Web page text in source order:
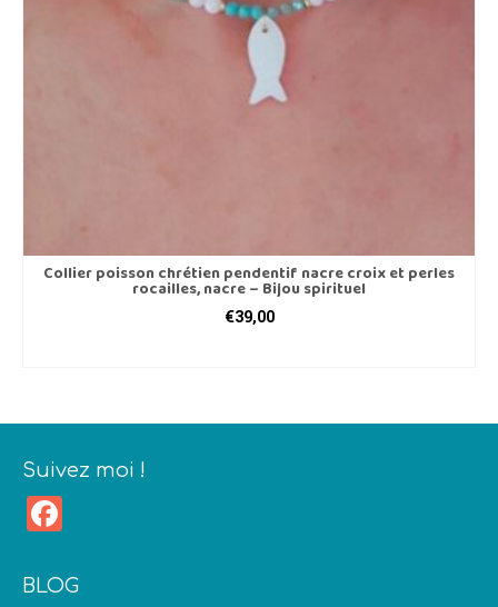
Collier poisson chrétien pendentif nacre croix et perles
rocailles, nacre – Bijou spirituel
€39,00
Suivez moi !
BLOG